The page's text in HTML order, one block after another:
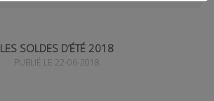
LES SOLDES D’ÉTÉ 2018
PUBLIÉ LE 22-06-2018